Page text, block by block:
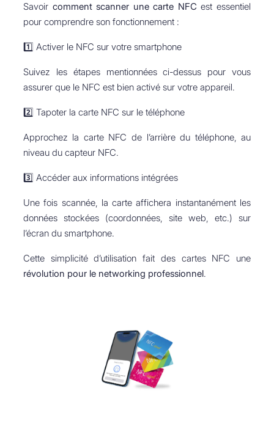
Savoir comment scanner une carte NFC est essentiel
pour comprendre son fonctionnement :
1️⃣ Activer le NFC sur votre smartphone
Suivez les étapes mentionnées ci-dessus pour vous
assurer que le NFC est bien activé sur votre appareil.
2️⃣ Tapoter la carte NFC sur le téléphone
Approchez la carte NFC de l’arrière du téléphone, au
niveau du capteur NFC.
3️⃣ Accéder aux informations intégrées
Une fois scannée, la carte affichera instantanément les
données stockées (coordonnées, site web, etc.) sur
l’écran du smartphone.
Cette simplicité d’utilisation fait des cartes NFC une
révolution pour le networking professionnel.